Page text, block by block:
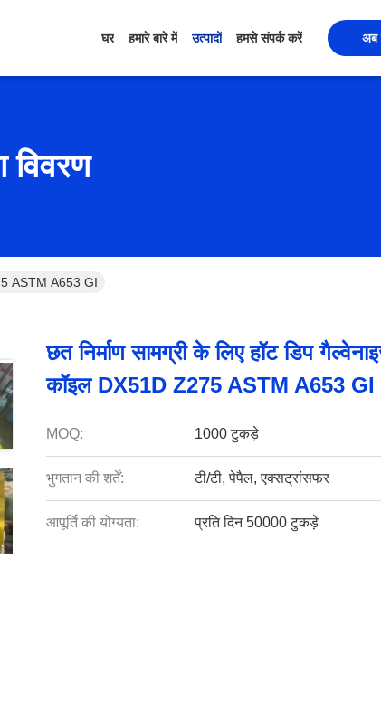
घर हमारे बारे में उत्पादों हमसे संपर्क करें अब
विवरण
ASTM A653 GI
छत निर्माण सामग्री के लिए हॉट डिप
कॉइल DX51D Z275 ASTM A653 GI
MOQ: 1000 टुकड़े
भुगतान की शर्तें: टी/टी, पेपैल, एक्सट्रांसफर
आपूर्ति की योग्यता: प्रति दिन 50000 टुकड़े